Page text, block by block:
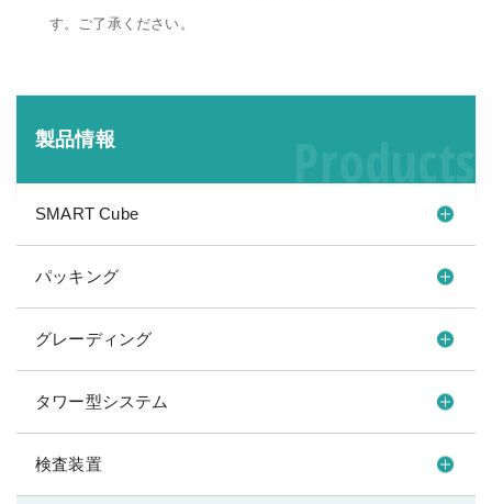
す。ご了承ください。
製品情報
SMART Cube
パッキング
グレーディング
タワー型システム
検査装置